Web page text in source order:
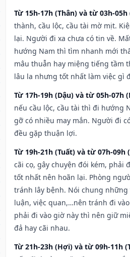
Từ 15h-17h (Thân) và từ 03h-05h
thành, cầu lộc, cầu tài mờ mịt.
lại. Người đi xa chưa có tin về.
hướng Nam thì tìm nhanh mới
mâu thuẫn hay miệng tiếng tầm
lâu la nhưng tốt nhất làm việc gì
Từ 17h-19h (Dậu) và từ 05h-07h
nếu cầu lộc, cầu tài thì đi hướng
gỡ có nhiều may mắn. Người đi
đều gặp thuận lợi.
Từ 19h-21h (Tuất) và từ 07h-09h
cãi cọ, gây chuyện đói kém, phải
tốt nhất nên hoãn lại. Phòng
tránh lây bệnh. Nói chung
luận, việc quan,…nên tránh đi
phải đi vào giờ này thì nên giữ
đả hay cãi nhau.
Từ 21h-23h (Hợi) và từ 09h-11h